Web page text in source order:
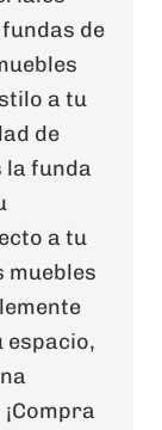
de
a tu
de
la funda
a tu
muebles
espacio,